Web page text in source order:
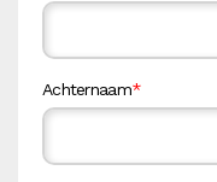
Achternaam*